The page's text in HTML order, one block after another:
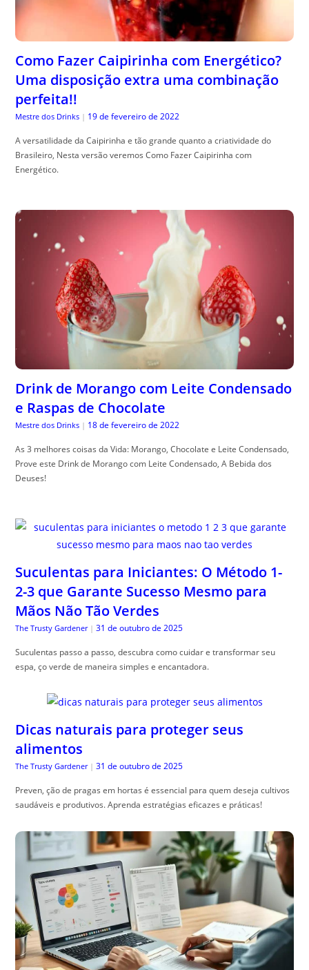
Como Fazer Caipirinha com Energético?
Uma disposição extra uma combinação
perfeita!!
Mestre dos Drinks | 19 de fevereiro de 2022
A versatilidade da Caipirinha e tão grande quanto a criatividade do
Brasileiro, Nesta versão veremos Como Fazer Caipirinha com
Energético.
Drink de Morango com Leite Condensado
e Raspas de Chocolate
Mestre dos Drinks | 18 de fevereiro de 2022
As 3 melhores coisas da Vida: Morango, Chocolate e Leite Condensado,
Prove este Drink de Morango com Leite Condensado, A Bebida dos
Deuses!
Suculentas para Iniciantes: O Método 1-
2-3 que Garante Sucesso Mesmo para
Mãos Não Tão Verdes
The Trusty Gardener | 31 de outubro de 2025
Suculentas passo a passo, descubra como cuidar e transformar seu
espa, ço verde de maneira simples e encantadora.
Dicas naturais para proteger seus
alimentos
The Trusty Gardener | 31 de outubro de 2025
Preven, ção de pragas em hortas é essencial para quem deseja cultivos
saudáveis e produtivos. Aprenda estratégias eficazes e práticas!